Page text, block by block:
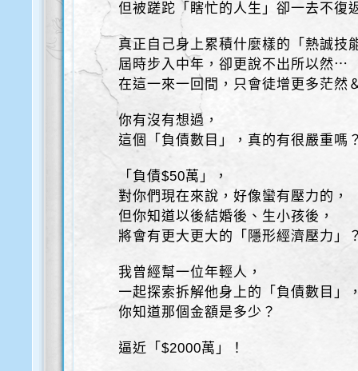
但被蹉跎「瞎忙的人生」卻一去不復
真正自己身上累積什麼樣的「熱誠技
屆時步入中年，卻更說不出所以然⋯
在這一來一回間，只會徒增更多茫然
你有沒有想過，
這個「負債數目」，真的有很嚴重嗎
「負債$50萬」，
對你們現在來說，好像蠻有壓力的，
但你知道以後結婚後、生小孩後，
將會有更大更大的「隱形經濟壓力」
我曾經幫一位年輕人，
一起探索拆解他身上的「負債數目」
你知道那個金額是多少？
逼近「$2000萬」！